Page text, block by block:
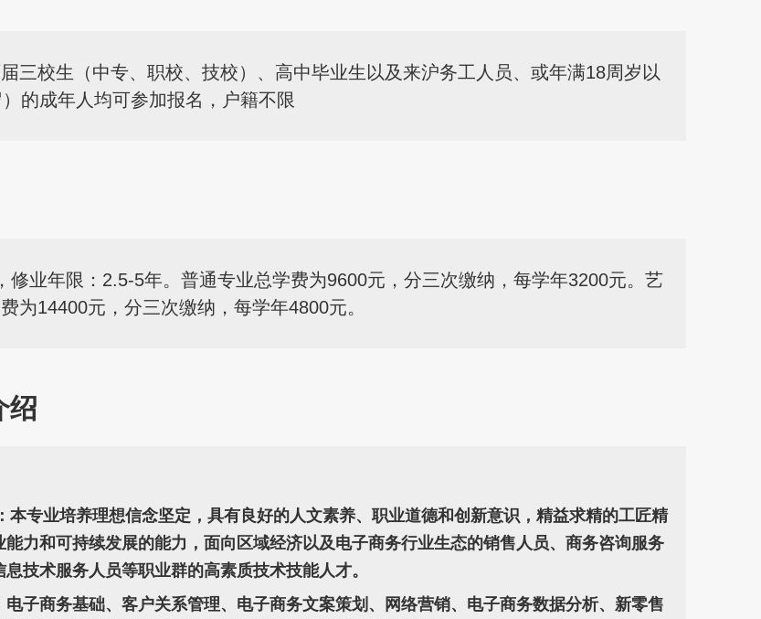
三校生（中专、职校、技校）、高中毕业生以及来沪务工人员、或年满18周岁以
）的成年人均可参加报名，户籍不限
修业年限：2.5-5年。普通专业总学费为9600元，分三次缴纳，每学年3200元。艺
为14400元，分三次缴纳，每学年4800元。
绍
本专业培养理想信念坚定，具有良好的人文素养、职业道德和创新意识，精益求精的工匠精
能力和可持续发展的能力，面向区域经济以及电子商务行业生态的销售人员、商务咨询服务
息技术服务人员等职业群的高素质技术技能人才。
电子商务基础、客户关系管理、电子商务文案策划、网络营销、电子商务数据分析、新零售